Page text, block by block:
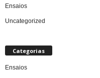
Ensaios
Uncategorized
Categorias
Ensaios